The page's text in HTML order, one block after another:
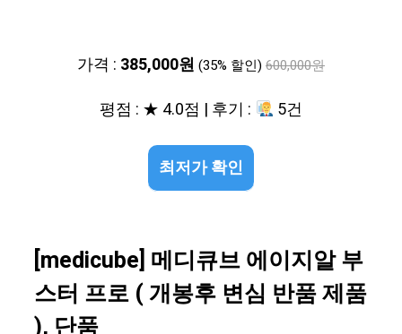
가격 : 385,000원 (35% 할인) 600,000원
평점 : ★ 4.0점 | 후기 : 5건
최저가 확인
[medicube] 메디큐브 에이지알 부
스터 프로 ( 개봉후 변심 반품 제품